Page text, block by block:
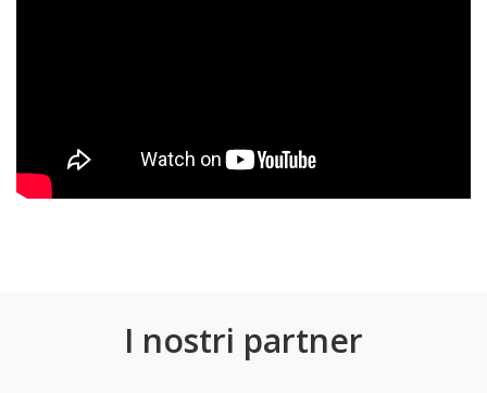
I nostri partner